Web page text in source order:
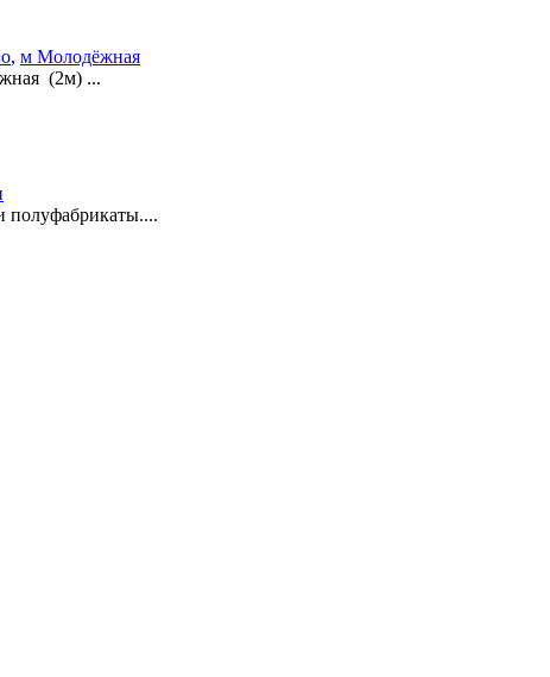
, м Молодёжная
(2м) ...
полуфабрикаты....